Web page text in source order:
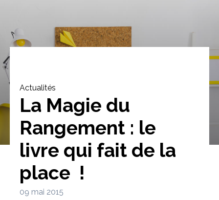
Bibliothèque Meuble tv Dressing
Actualités
La Magie du
Rangement : le
livre qui fait de la
place !
09 mai 2015